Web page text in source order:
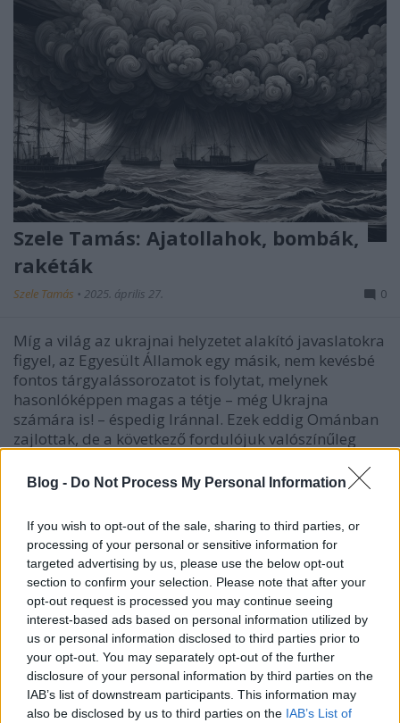
Blog - Do Not Process My Personal Information
If you wish to opt-out of the sale, sharing to third parties, or
processing of your personal or sensitive information for
targeted advertising by us, please use the below opt-out
section to confirm your selection. Please note that after your
opt-out request is processed you may continue seeing
interest-based ads based on personal information utilized by
us or personal information disclosed to third parties prior to
your opt-out. You may separately opt-out of the further
disclosure of your personal information by third parties on the
IAB’s list of downstream participants. This information may
also be disclosed by us to third parties on the IAB’s List of
Szele Tamás: Ajatollahok, bombák,
rakéták
Szele Tamás • 2025. április 27. 0
Míg a világ az ukrajnai helyzetet alakító javaslatokra
figyel, az Egyesült Államok egy másik, nem kevésbé
fontos tárgyalássorozatot is folytat, melynek
hasonlóképpen magas a tétje – még Ukrajna
számára is! – éspedig Iránnal. Ezek eddig Ománban
zajlottak, de a következő fordulójuk valószínűleg